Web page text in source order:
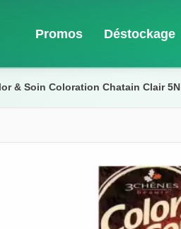
Promos Déstockage
& Soin Coloration Chatain Clair 5N